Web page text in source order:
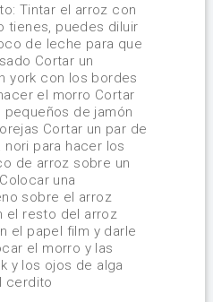
Tintar el arroz con
tienes, puedes diluir
de leche para que
Cortar un
york con los bordes
el morro Cortar
pequeños de jamón
Cortar un par de
para hacer los
de arroz sobre un
una
sobre el arroz
el resto del arroz
el papel film y darle
el morro y las
y los ojos de alga
cerdito